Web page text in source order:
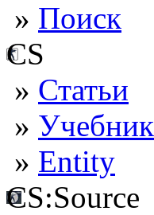
» Поиск
CS
» Статьи
» Учебник
» Entity
CS:Source